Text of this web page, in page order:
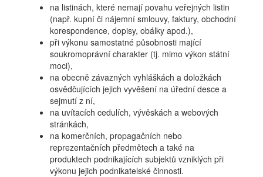
na listinách, které nemají povahu veřejných listin
(např. kupní či nájemní smlouvy, faktury, obchodní
korespondence, dopisy, obálky apod.),
při výkonu samostatné působnosti mající
soukromoprávní charakter (tj. mimo výkon státní
moci),
na obecně závazných vyhláškách a doložkách
osvědčujících jejich vyvěšení na úřední desce a
sejmutí z ní,
na uvítacích cedulích, vývěskách a webových
stránkách,
na komerčních, propagačních nebo
reprezentačních předmětech a také na
produktech podnikajících subjektů vzniklých při
výkonu jejich podnikatelské činnosti.